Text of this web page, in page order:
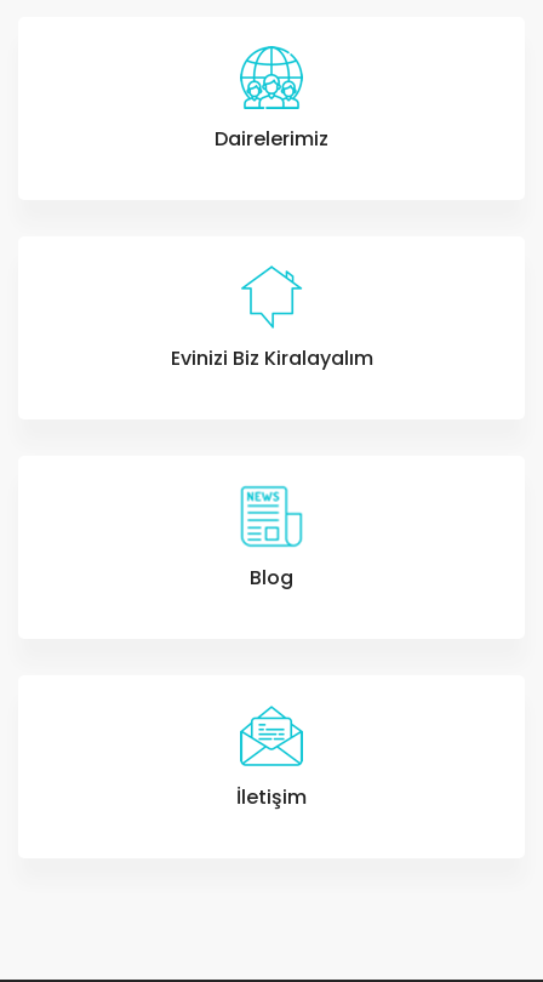
Dairelerimiz
Evinizi Biz Kiralayalım
Blog
İletişim